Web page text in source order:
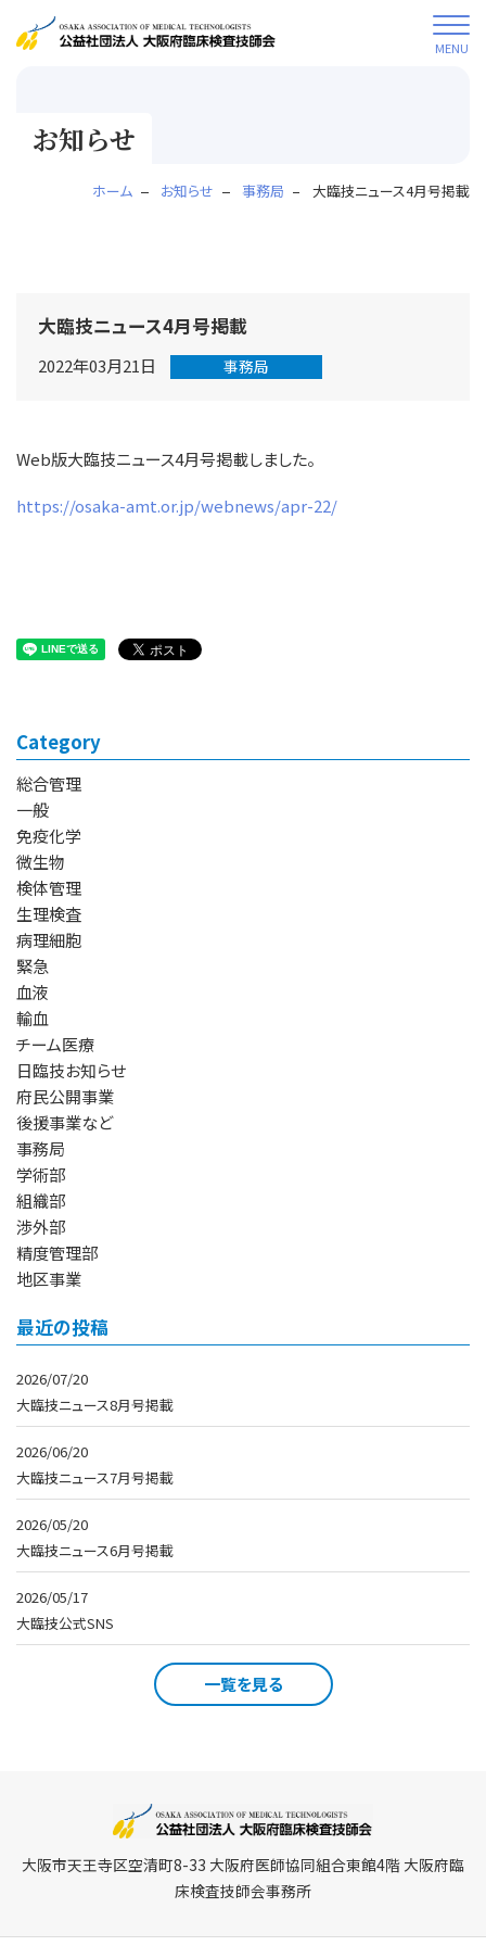
MENU
お知らせ
ホーム お知らせ 事務局 大臨技ニュース4月号掲載
大臨技ニュース4月号掲載
2022年03月21日 事務局
Web版大臨技ニュース4月号掲載しました。
https://osaka-amt.or.jp/webnews/apr-22/
Category
総合管理
一般
免疫化学
微生物
検体管理
生理検査
病理細胞
緊急
血液
輸血
チーム医療
日臨技お知らせ
府民公開事業
後援事業など
事務局
学術部
組織部
渉外部
精度管理部
地区事業
最近の投稿
2026/07/20
大臨技ニュース8月号掲載
2026/06/20
大臨技ニュース7月号掲載
2026/05/20
大臨技ニュース6月号掲載
2026/05/17
大臨技公式SNS
一覧を見る
大阪市天王寺区空清町8-33 大阪府医師協同組合東館4階 大阪府臨
床検査技師会事務所